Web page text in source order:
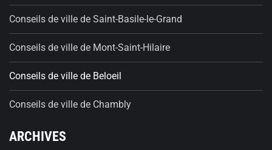
Conseils de ville de Saint-Basile-le-Grand
Conseils de ville de Mont-Saint-Hilaire
Conseils de ville de Beloeil
Conseils de ville de Chambly
ARCHIVES